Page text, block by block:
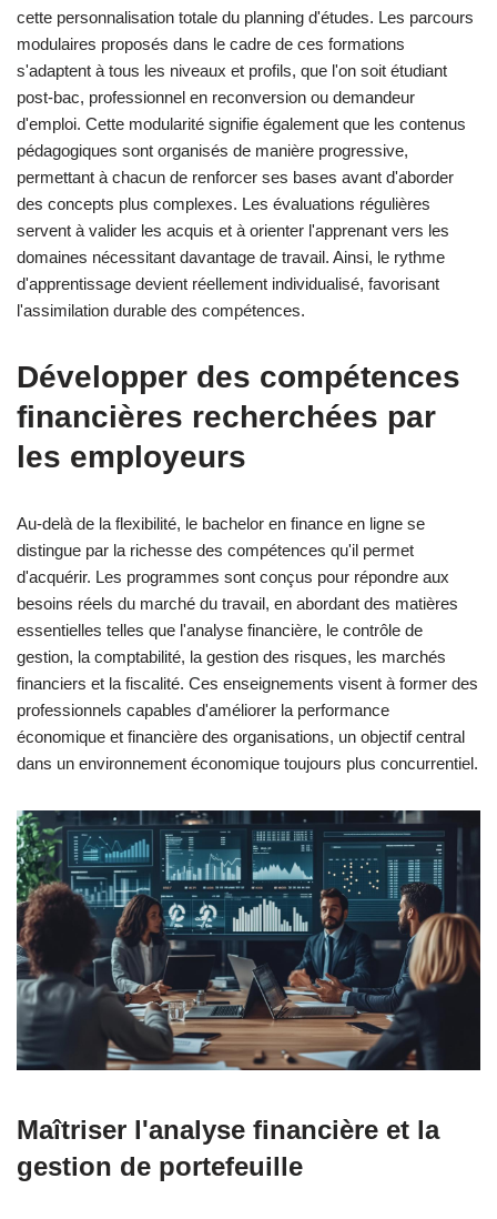
cette personnalisation totale du planning d'études. Les parcours
modulaires proposés dans le cadre de ces formations
s'adaptent à tous les niveaux et profils, que l'on soit étudiant
post-bac, professionnel en reconversion ou demandeur
d'emploi. Cette modularité signifie également que les contenus
pédagogiques sont organisés de manière progressive,
permettant à chacun de renforcer ses bases avant d'aborder
des concepts plus complexes. Les évaluations régulières
servent à valider les acquis et à orienter l'apprenant vers les
domaines nécessitant davantage de travail. Ainsi, le rythme
d'apprentissage devient réellement individualisé, favorisant
l'assimilation durable des compétences.
Développer des compétences
financières recherchées par
les employeurs
Au-delà de la flexibilité, le bachelor en finance en ligne se
distingue par la richesse des compétences qu'il permet
d'acquérir. Les programmes sont conçus pour répondre aux
besoins réels du marché du travail, en abordant des matières
essentielles telles que l'analyse financière, le contrôle de
gestion, la comptabilité, la gestion des risques, les marchés
financiers et la fiscalité. Ces enseignements visent à former des
professionnels capables d'améliorer la performance
économique et financière des organisations, un objectif central
dans un environnement économique toujours plus concurrentiel.
Maîtriser l'analyse financière et la
gestion de portefeuille